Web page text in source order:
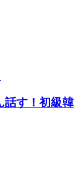
話す！初級韓